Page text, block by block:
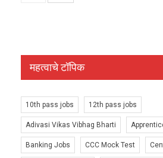
महत्वाचे टॉपिक
10th pass jobs 12th pass jobs
Adivasi Vikas Vibhag Bharti
Banking Jobs CCC Mock Test